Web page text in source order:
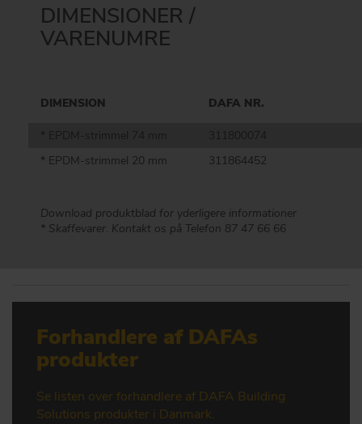
DIMENSIONER /
VARENUMRE
DIMENSION DAFA NR.
* EPDM-strimmel 20 mm
311864452
Download produktblad for yderligere informationer
* Skaffevarer. Kontakt os på Telefon 87 47 66 66
Forhandlere af DAFAs
produkter
Se listen over forhandlere af DAFA Building
Solutions produkter i Danmark.